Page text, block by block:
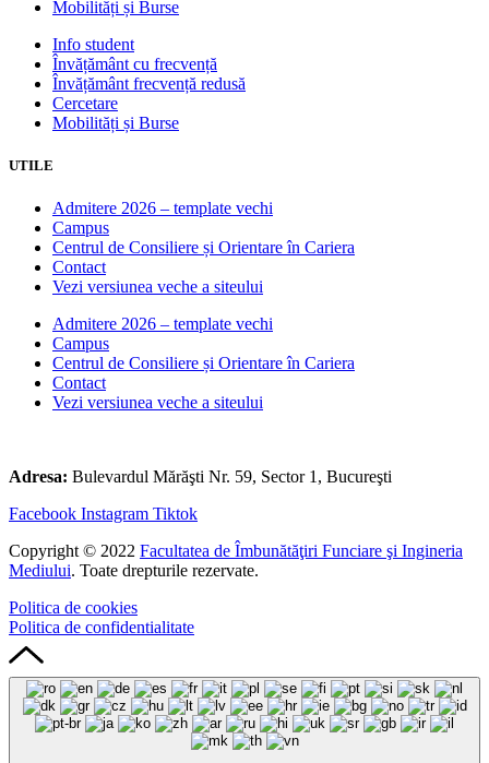
Mobilități și Burse
Info student
Învățământ cu frecvență
Învățământ frecvență redusă
Cercetare
Mobilități și Burse
UTILE
Admitere 2026 – template vechi
Campus
Centrul de Consiliere și Orientare în Cariera
Contact
Vezi versiunea veche a siteului
Admitere 2026 – template vechi
Campus
Centrul de Consiliere și Orientare în Cariera
Contact
Vezi versiunea veche a siteului
Adresa: Bulevardul Mărăşti Nr. 59, Sector 1, Bucureşti
Facebook Instagram Tiktok
Copyright © 2022 Facultatea de Îmbunătăţiri Funciare şi Ingineria
Mediului. Toate drepturile rezervate.
Politica de cookies
Politica de confidentialitate